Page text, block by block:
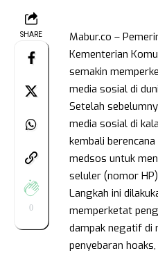
SHARE
0
Mabur.co –
Kementerian
semakin
media sosial di
Setelah
media sosial di
kembali
medsos untuk
seluler (nomor
Langkah ini
memperketat
dampak negatif di
penyebaran